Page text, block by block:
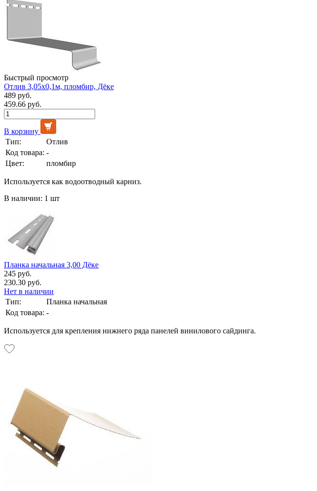
Быстрый просмотр
Отлив 3,05х0,1м, пломбир, Дёке
489 руб.
459.66 руб.
В корзину
Тип:
Отлив
Код товара: -
Цвет:
пломбир
Используется как водоотводный карниз.
В наличии: 1 шт
Планка начальная 3,00 Дёке
245 руб.
230.30 руб.
Нет в наличии
Тип:
Планка начальная
Код товара: -
Используется для крепления нижнего ряда панелей винилового сайдинга.